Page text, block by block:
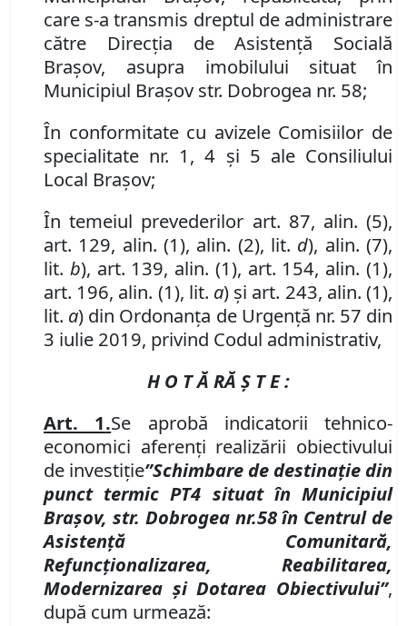
care s-a transmis dreptul de administrare
către Direcția de Asistență Socială
Brașov, asupra imobilului situat în
Municipiul Brașov str. Dobrogea nr. 58;
În conformitate cu avizele Comisiilor de
specialitate nr. 1, 4 și 5 ale Consiliului
Local Brașov;
În temeiul prevederilor art. 87, alin. (5),
art. 129, alin. (1), alin. (2), lit. d), alin. (7),
lit. b), art. 139, alin. (1), art. 154, alin. (1),
art. 196, alin. (1), lit. a) și art. 243, alin. (1),
lit. a) din Ordonanța de Urgență nr. 57 din
3 iulie 2019, privind Codul administrativ,
H O T Ă RĂ Ş T E :
Art. 1.Se aprobă indicatorii tehnico-
economici aferenți realizării obiectivului
de investiție”Schimbare de destinație din
punct termic PT4 situat în Municipiul
Brașov, str. Dobrogea nr.58 în Centrul de
Asistență Comunitară,
Refuncționalizarea, Reabilitarea,
Modernizarea și Dotarea Obiectivului”,
după cum urmează: